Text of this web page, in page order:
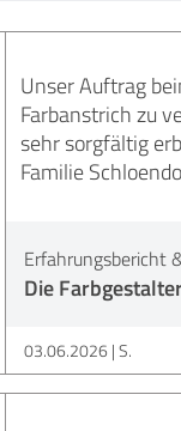
Unser Auftrag
Farbanstrich zu
sehr sorgfältig
Familie
Erfahrungsbericht
Die
03.06.2026 S.